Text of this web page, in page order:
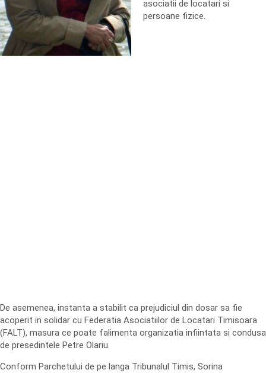
asociatii de locatari si
persoane fizice.
De asemenea, instanta a stabilit ca prejudiciul din dosar sa fie
acoperit in solidar cu Federatia Asociatiilor de Locatari Timisoara
(FALT), masura ce poate falimenta organizatia infiintata si condusa
de presedintele Petre Olariu.
Conform Parchetului de pe langa Tribunalul Timis, Sorina